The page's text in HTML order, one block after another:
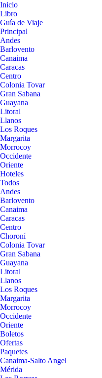
Inicio
Libro
Guía de Viaje
Principal
Andes
Barlovento
Canaima
Caracas
Centro
Colonia Tovar
Gran Sabana
Guayana
Litoral
Llanos
Los Roques
Margarita
Morrocoy
Occidente
Oriente
Hoteles
Todos
Andes
Barlovento
Canaima
Caracas
Centro
Choroní
Colonia Tovar
Gran Sabana
Guayana
Litoral
Llanos
Los Roques
Margarita
Morrocoy
Occidente
Oriente
Boletos
Ofertas
Paquetes
Canaima-Salto Angel
Mérida